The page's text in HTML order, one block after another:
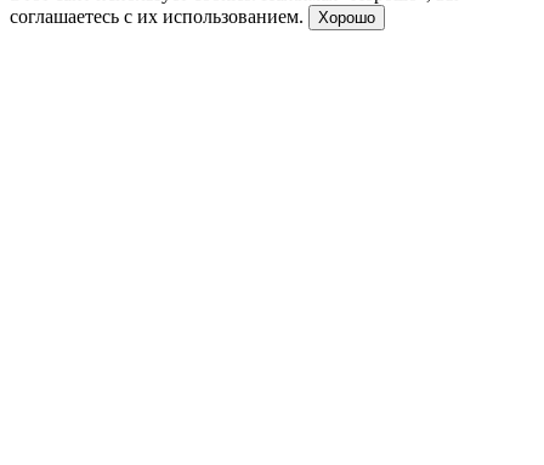
соглашаетесь с их использованием.
Хорошо